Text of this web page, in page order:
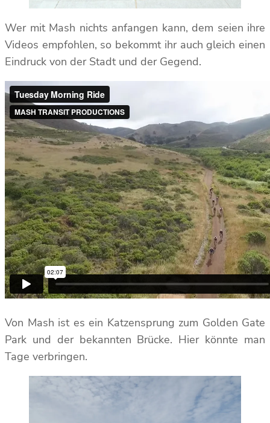
Wer mit Mash nichts anfangen kann, dem seien ihre
Videos empfohlen, so bekommt ihr auch gleich einen
Eindruck von der Stadt und der Gegend.
Von Mash ist es ein Katzensprung zum Golden Gate
Park und der bekannten Brücke. Hier könnte man
Tage verbringen.